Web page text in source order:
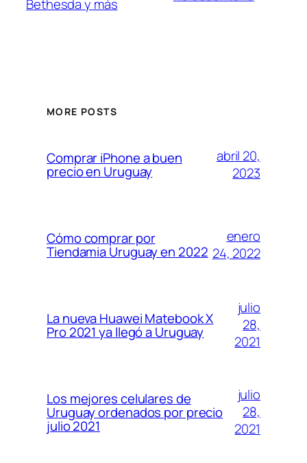
Bethesda y más
MORE POSTS
Comprar iPhone a buen
precio en Uruguay
abril 20,
2023
Cómo comprar por
Tiendamia Uruguay en 2022
enero
24, 2022
La nueva Huawei Matebook X
Pro 2021 ya llegó a Uruguay
julio
28,
2021
Los mejores celulares de
Uruguay ordenados por precio
julio 2021
julio
28,
2021